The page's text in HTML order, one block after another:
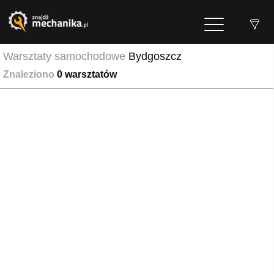
Warsztaty samochodowe Bydgoszcz
Znaleziono 0 warsztatów